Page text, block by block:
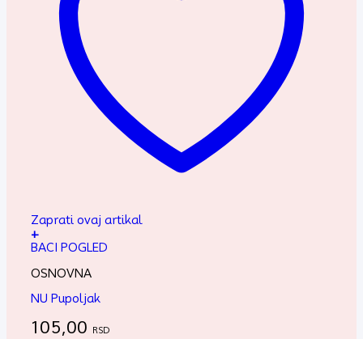
Zaprati ovaj artikal
+
BACI POGLED
OSNOVNA
NU Pupoljak
105,00 RSD